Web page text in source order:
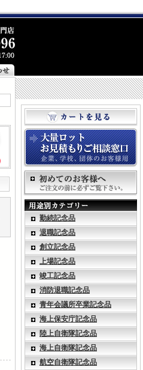
勤続記念品
退職記念品
創立記念品
上場記念品
竣工記念品
消防退職記念品
青年会議所卒業記念品
海上保安庁記念品
陸上自衛隊記念品
海上自衛隊記念品
航空自衛隊記念品